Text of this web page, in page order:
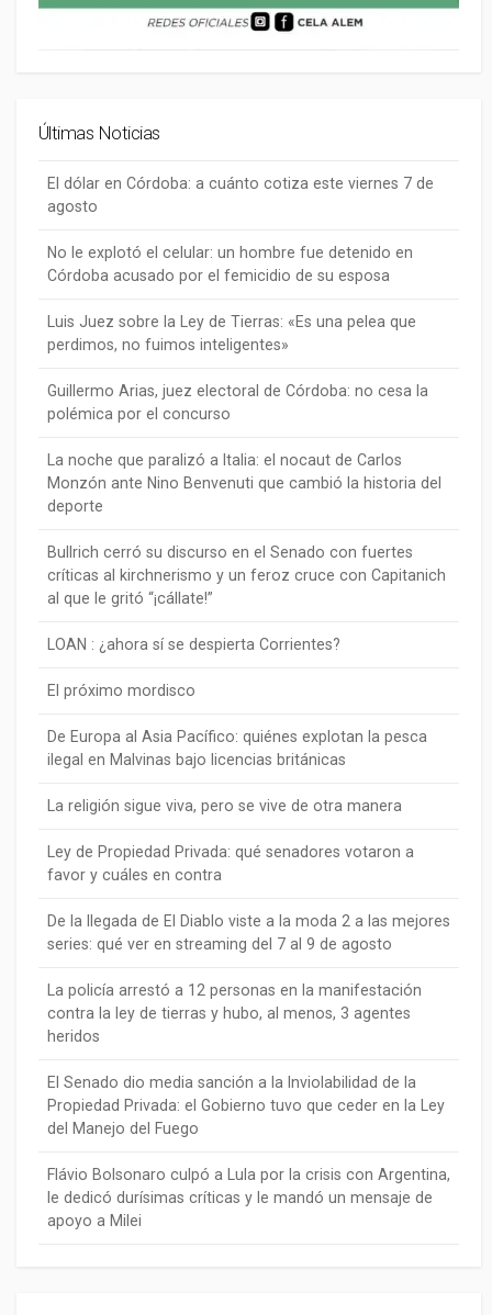
Últimas Noticias
El dólar en Córdoba: a cuánto cotiza este viernes 7 de
agosto
No le explotó el celular: un hombre fue detenido en
Córdoba acusado por el femicidio de su esposa
Luis Juez sobre la Ley de Tierras: «Es una pelea que
perdimos, no fuimos inteligentes»
Guillermo Arias, juez electoral de Córdoba: no cesa la
polémica por el concurso
La noche que paralizó a Italia: el nocaut de Carlos
Monzón ante Nino Benvenuti que cambió la historia del
deporte
Bullrich cerró su discurso en el Senado con fuertes
críticas al kirchnerismo y un feroz cruce con Capitanich
al que le gritó “¡cállate!”
LOAN : ¿ahora sí se despierta Corrientes?
El próximo mordisco
De Europa al Asia Pacífico: quiénes explotan la pesca
ilegal en Malvinas bajo licencias británicas
La religión sigue viva, pero se vive de otra manera
Ley de Propiedad Privada: qué senadores votaron a
favor y cuáles en contra
De la llegada de El Diablo viste a la moda 2 a las mejores
series: qué ver en streaming del 7 al 9 de agosto
La policía arrestó a 12 personas en la manifestación
contra la ley de tierras y hubo, al menos, 3 agentes
heridos
El Senado dio media sanción a la Inviolabilidad de la
Propiedad Privada: el Gobierno tuvo que ceder en la Ley
del Manejo del Fuego
Flávio Bolsonaro culpó a Lula por la crisis con Argentina,
le dedicó durísimas críticas y le mandó un mensaje de
apoyo a Milei